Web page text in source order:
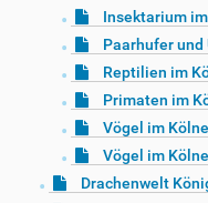
Insektarium
Paarhufer
Reptilien im
Primaten im
Vögel im
Vögel im
Drachenwelt